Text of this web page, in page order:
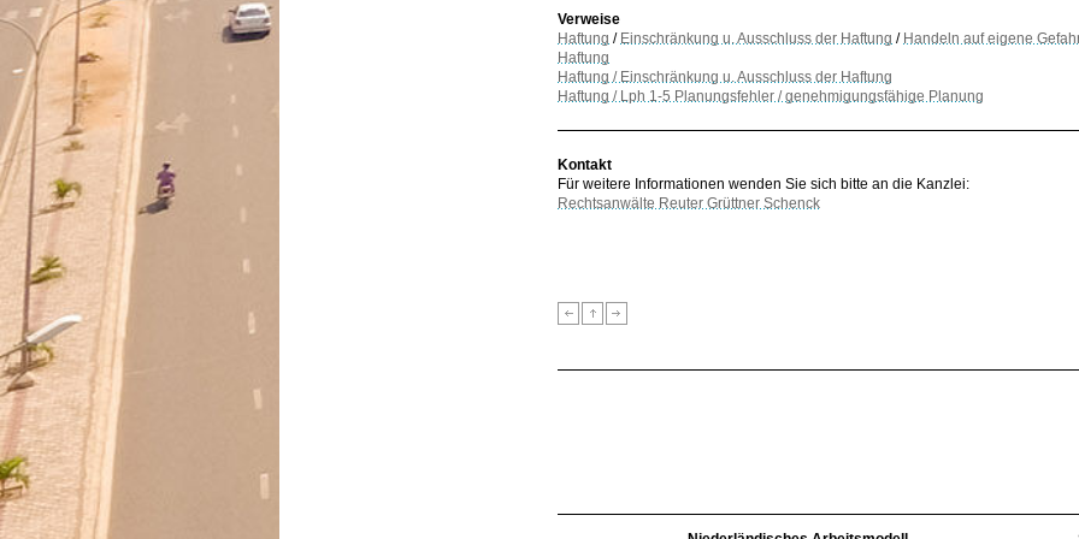
Verweise
Haftung / Einschränkung u. Ausschluss der Haftung / Handeln auf eigene
Haftung
Haftung / Einschränkung u. Ausschluss der Haftung
Haftung / Lph 1-5 Planungsfehler / genehmigungsfähige Planung
Kontakt
Für weitere Informationen wenden Sie sich bitte an die Kanzlei:
Rechtsanwälte Reuter Grüttner Schenck